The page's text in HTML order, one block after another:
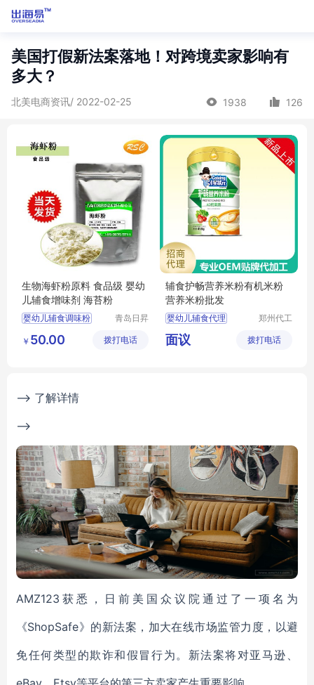
美国打假新法案落地！对跨境卖家影响有
多大？
北美电商资讯/ 2022-02-25 1938 126
生物海虾粉原料 食品级 婴幼
儿辅食增味剂 海苔粉
婴幼儿辅食调味粉
青岛日昇
料有限公
￥ 50.00 拨打电话
辅食护畅营养米粉有机米粉
营养米粉批发
婴幼儿辅食代理
婴幼儿辅食批发
婴幼儿辅食加工
郑州代工
技有限公
面议 拨打电话
--> 了解详情
-->
AMZ123获悉，日前美国众议院通过了一项名为
《ShopSafe》的新法案，加大在线市场监管力度，以避
免任何类型的欺诈和假冒行为。新法案将对亚马逊、